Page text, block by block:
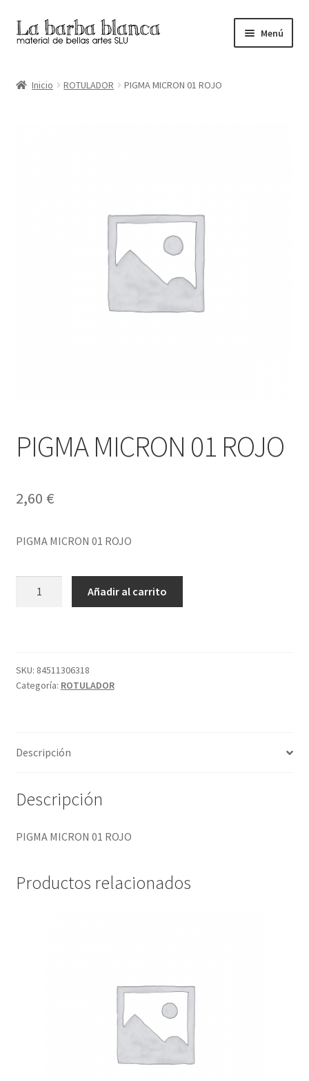
Ir
a
navegación
Ir
al
Menú
Inicio ROTULADOR PIGMA MICRON 01 ROJO
PIGMA MICRON 01 ROJO
2,60 €
PIGMA MICRON 01 ROJO
Añadir al carrito
SKU: 84511306318
Categoría: ROTULADOR
Descripción
Descripción
PIGMA MICRON 01 ROJO
Productos relacionados